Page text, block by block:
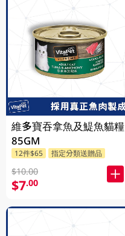
維多寶吞拿魚及鯷魚貓糧
85GM
12件$65 指定分類送贈品
$10.00
$7.00